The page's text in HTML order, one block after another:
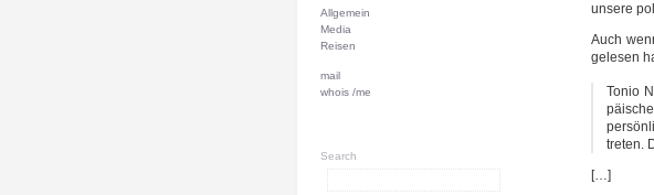
unse­re
Auch
gele­sen
Tonio
tre­ten.
[…]
Allgemein
Media
Reisen
mail
whois /me
Search